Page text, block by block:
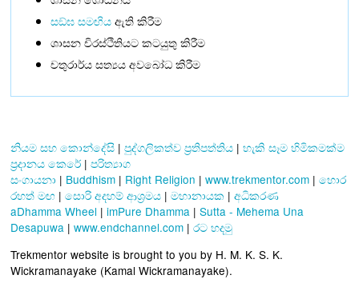
සඞ්‌ඝ සමඟියඇති කිරීම
ශාසන චිරස්ථිතියට කටයුතු කිරීම
චතුරාර්ය සත්‍යය අවබෝධ කිරීම
නියම සහ කොන්දේසි | පුද්ගලිකත්ව ප්‍රතිපත්තිය | හැකි සෑම හිමිකමක්ම
ප්‍රදානය කෙරේ | පරිත්‍යාග
සංගායනා | Buddhism | Right Religion | www.trekmentor.com | හොර
රහත් මඟ | සොරි අදහම් ආශ්‍රමය | මහානායක | අධිකරණ
aDhamma Wheel | imPure Dhamma | Sutta - Mehema Una
Desapuwa | www.endchannel.com | රට හදමු
Trekmentor website is brought to you by H. M. K. S. K.
Wickramanayake (Kamal Wickramanayake).